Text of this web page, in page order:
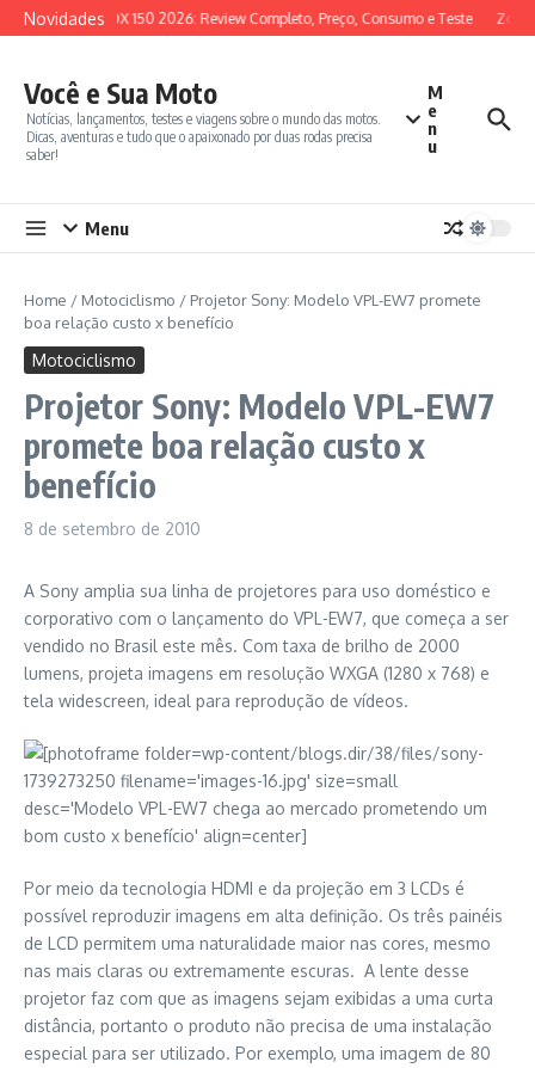
Ir para o conteúdo
Novidades
SYM ADX 150 2026: Review Completo, Preço, Consumo e Teste
Você e Sua Moto
Notícias, lançamentos, testes e viagens sobre o mundo das motos.
Dicas, aventuras e tudo que o apaixonado por duas rodas precisa
saber!
M
e
n
u
Menu
Home / Motociclismo / Projetor Sony: Modelo VPL-EW7 promete
boa relação custo x benefício
Motociclismo
Projetor Sony: Modelo VPL-EW7
promete boa relação custo x
benefício
8 de setembro de 2010
A Sony amplia sua linha de projetores para uso doméstico e
corporativo com o lançamento do VPL-EW7, que começa a ser
vendido no Brasil este mês. Com taxa de brilho de 2000
lumens, projeta imagens em resolução WXGA (1280 x 768) e
tela widescreen, ideal para reprodução de vídeos.
Por meio da tecnologia HDMI e da projeção em 3 LCDs é
possível reproduzir imagens em alta definição. Os três painéis
de LCD permitem uma naturalidade maior nas cores, mesmo
nas mais claras ou extremamente escuras. A lente desse
projetor faz com que as imagens sejam exibidas a uma curta
distância, portanto o produto não precisa de uma instalação
especial para ser utilizado. Por exemplo, uma imagem de 80